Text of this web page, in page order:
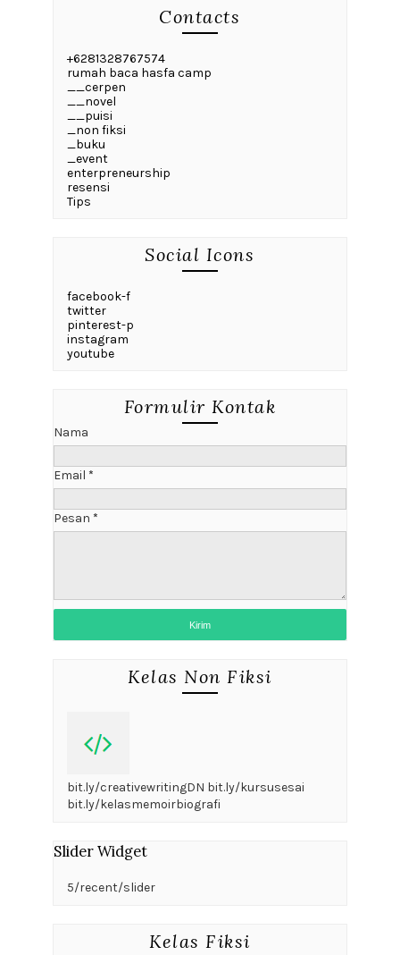
Contacts
+6281328767574
rumah baca hasfa camp
__cerpen
__novel
__puisi
_non fiksi
_buku
_event
enterpreneurship
resensi
Tips
Social Icons
facebook-f
twitter
pinterest-p
instagram
youtube
Formulir Kontak
Nama
Email *
Pesan *
Kelas Non Fiksi
bit.ly/creativewritingDN bit.ly/kursusesai
bit.ly/kelasmemoirbiografi
Slider Widget
5/recent/slider
Kelas Fiksi